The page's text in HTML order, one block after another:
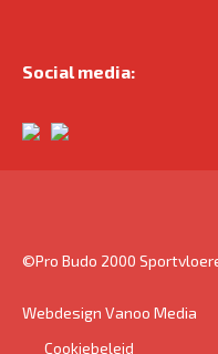
Social media:
©Pro Budo 2000
Webdesign Vanoo Media
Cookiebeleid